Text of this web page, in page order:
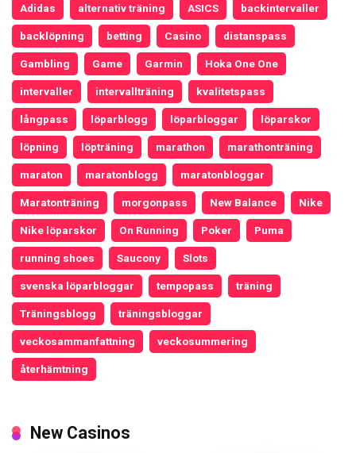
Adidas alternativ träning ASICS backintervaller
backlöpning betting Casino distanspass
Gambling Game Garmin Hoka One One
intervaller intervallträning kvalitetspass
långpass löparblogg löparbloggar löparskor
löpning löpträning marathon marathonträning
maraton maratonblogg maratonbloggar
Maratonträning morgonpass New Balance Nike
Nike löparskor On Running Poker Puma
running shoes Saucony Slots
svenska löparbloggar tempopass träning
Träningsblogg träningsbloggar
veckosammanfattning veckosummering
återhämtning
New Casinos